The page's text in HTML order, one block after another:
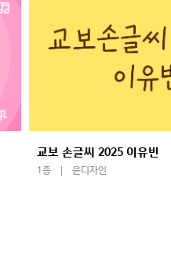
교보 손글씨 2025 이유빈
1종 윤디자인